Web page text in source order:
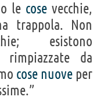
le cose vecchie,
trappola. Non
esistono
rimpiazzate da
cose nuove per